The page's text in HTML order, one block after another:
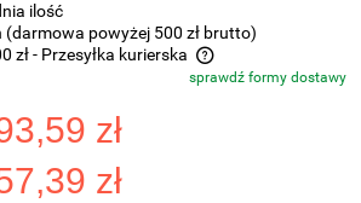
ilość
(darmowa powyżej 500 zł brutto)
zł- Przesyłka kurierska
kosztów płatnościsprawdź formy dostawy
zł
zł